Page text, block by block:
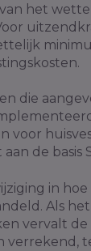
van het
die
voor
de basis
in
Als
vervalt